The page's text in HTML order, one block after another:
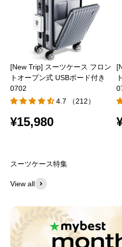
[New Trip] スーツケース フロン
トオープン式 USBボード付き
0702
4.7 （212）
¥15,980
スーツケース特集
View all